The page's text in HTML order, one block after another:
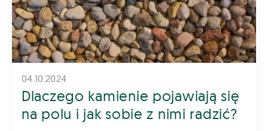
04.10.2024
Dlaczego kamienie pojawiają się
na polu i jak sobie z nimi radzić?